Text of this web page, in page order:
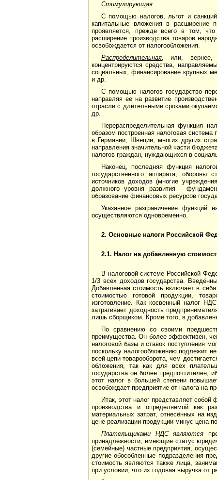
Стимулирующая
С помощью налогов, льгот и санкций
капитальные вложения в расширение
проявляется, прежде всего в том,
расширение производства товаров
освобождается от налогообложения.
Распределительная, или, вернее,
концентрируются средства,
социальных, финансирование крупных
и др.
С помощью налогов государство
направляя ее на развитие
отрасли с длительными сроками
др.
Перераспределительная функция
образом построенная налоговая
в Германии, Швеции, многих других
направления значительной части
налогов граждан, нуждающихся в
Наконец, последняя функция
государственного аппарата,
источников доходов (многие
должного уровня развития -
образование финансовых ресурсов
Указанное разграничение
осуществляются одновременно.
2. Основные налоги Российской
2.1. Налог на добавленную
В налоговой системе Российской
1/3 всех доходов государства.
Добавленная стоимость включает в
стоимостью гото­вой продукции,
изготовление. Как косвенный налог
затрагивает доходность
лишь сборщиком. Кроме того, в
По сравнению со своими
преимущества. Он более эффективен,
налоговой базы и ставок поступления
поскольку налогообложению подлежит
всей цепи товарооборота, чем
обложения, так как для всех
государства он более предпочтителен,
этот налог в большей степени
освобождает предприятие от налога на
Итак, этот налог представляет
производства и определяемой как
материальных затрат, отнесённых на
цене реализации продукции минус цена
Плательщиками НДС являются
принадлежности, имеющие статус
(семейные) частные предприятия,
другие обособленные подразделения
стоимость являются также лица,
при условии, что их годовая выручка от